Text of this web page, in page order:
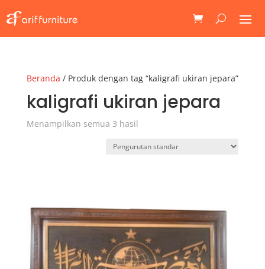
Beranda / Produk dengan tag “kaligrafi ukiran jepara”
kaligrafi ukiran jepara
Menampilkan semua 3 hasil